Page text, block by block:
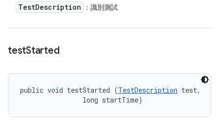
TestDescription ：識別測試
testStarted
public void testStarted (TestDescription test,
                long startTime)